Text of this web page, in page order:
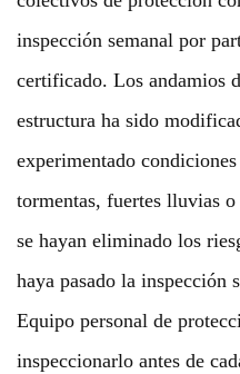
inspección semanal por
certificado. Los andamios
estructura ha sido
experimentado
tormentas, fuertes lluvias o
se hayan eliminado los
haya pasado la inspección
Equipo personal de
inspeccionarlo antes de